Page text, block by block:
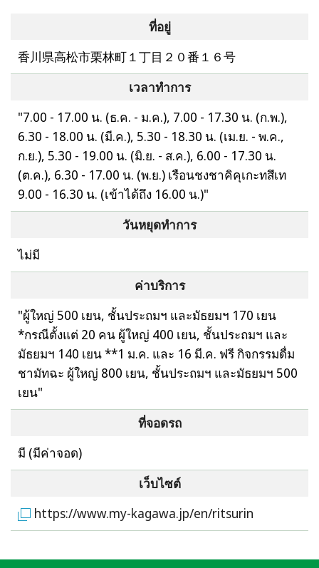
ที่อยู่
香川県高松市栗林町１丁目２０番１６号
เวลาทำการ
"7.00 - 17.00 น. (ธ.ค. - ม.ค.), 7.00 - 17.30 น. (ก.พ.),
6.30 - 18.00 น. (มี.ค.), 5.30 - 18.30 น. (เม.ย. - พ.ค.,
ก.ย.), 5.30 - 19.00 น. (มิ.ย. - ส.ค.), 6.00 - 17.30 น.
(ต.ค.), 6.30 - 17.00 น. (พ.ย.) เรือนชงชาคิคุเกะทสึเท
9.00 - 16.30 น. (เข้าได้ถึง 16.00 น.)"
วันหยุดทำการ
ไม่มี
ค่าบริการ
"ผู้ใหญ่ 500 เยน, ชั้นประถมฯ และมัธยมฯ 170 เยน
*กรณีตั้งแต่ 20 คน ผู้ใหญ่ 400 เยน, ชั้นประถมฯ และ
มัธยมฯ 140 เยน **1 ม.ค. และ 16 มี.ค. ฟรี กิจกรรมดื่ม
ชามัทฉะ ผู้ใหญ่ 800 เยน, ชั้นประถมฯ และมัธยมฯ 500
เยน"
ที่จอดรถ
มี (มีค่าจอด)
เว็บไซต์
https://www.my-kagawa.jp/en/ritsurin